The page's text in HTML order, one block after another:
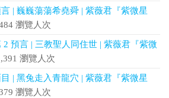
| 巍巍蕩蕩希堯舜 | 紫薇君『紫微星
瀏覽人次
預言 | 三教聖人同住世 | 紫薇君『紫微
瀏覽人次
| 黑兔走入青龍穴 | 紫薇君『紫微星
瀏覽人次